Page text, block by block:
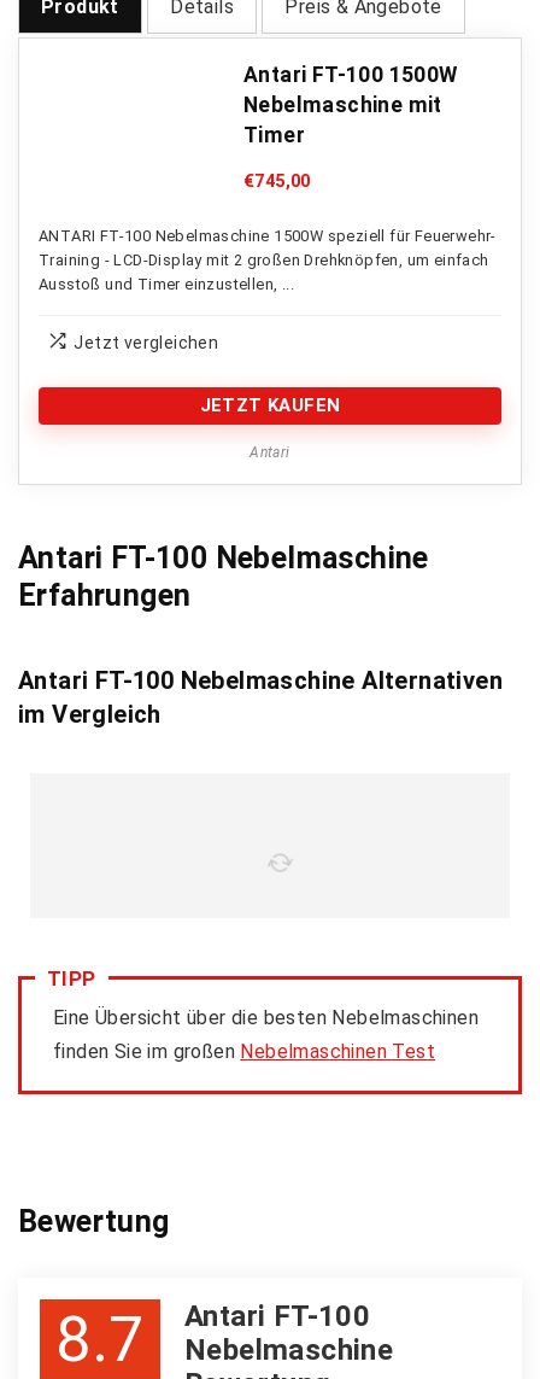
Produkt Details Preis & Angebote
Antari FT-100 1500W
Nebelmaschine mit
Timer
€745,00
ANTARI FT-100 Nebelmaschine 1500W speziell für Feuerwehr-
Training - LCD-Display mit 2 großen Drehknöpfen, um einfach
Ausstoß und Timer einzustellen, ...
Jetzt vergleichen
JETZT KAUFEN
Antari
Antari FT-100 Nebelmaschine
Erfahrungen
Antari FT-100 Nebelmaschine Alternativen
im Vergleich
TIPP
Eine Übersicht über die besten Nebelmaschinen
finden Sie im großen Nebelmaschinen Test
Bewertung
8.7
Antari FT-100
Nebelmaschine